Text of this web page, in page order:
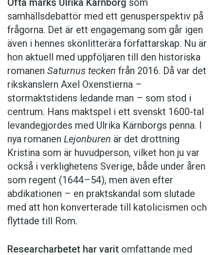
Bor: Stockholm
Familj: mamma, pappa, två yngre bröder: Hamadi­
(skådespelare) och Lotfi (läkare)
Aktuell: Med romanen Jag ringer mina bröder
Ofta märks Ulrika Kärnborg som
samhällsdebattör med ett genusperspektiv på
frågorna. Det är ett engagemang som går igen
även i hennes skönlitterära författarskap. Nu är
hon aktuell med uppföljaren till den historiska
romanen Saturnus tecken från 2016. Då var det
rikskanslern Axel Oxenstierna –
stormaktstidens ledande man – som stod i
centrum. Hans maktspel i ett svenskt 1600-tal
levandegjordes med Ulrika Kärnborgs penna. I
nya romanen Lejonburen är det drottning
Kristina som är huvudperson, vilket hon ju var
också i verklighetens Sverige, både under åren
som regent (1644–54), men även efter
abdikationen – en praktskandal som slutade
med att hon konverterade till katolicismen och
flyttade till Rom.
Researcharbetet har varit omfattande med